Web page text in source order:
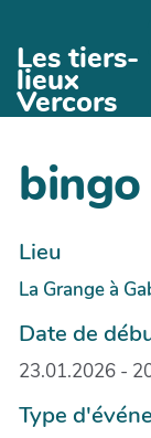
Aller au
Les tiers-
lieux
Vercors
Lieu
La Grange à
Date de
23.01.2026 -
Type